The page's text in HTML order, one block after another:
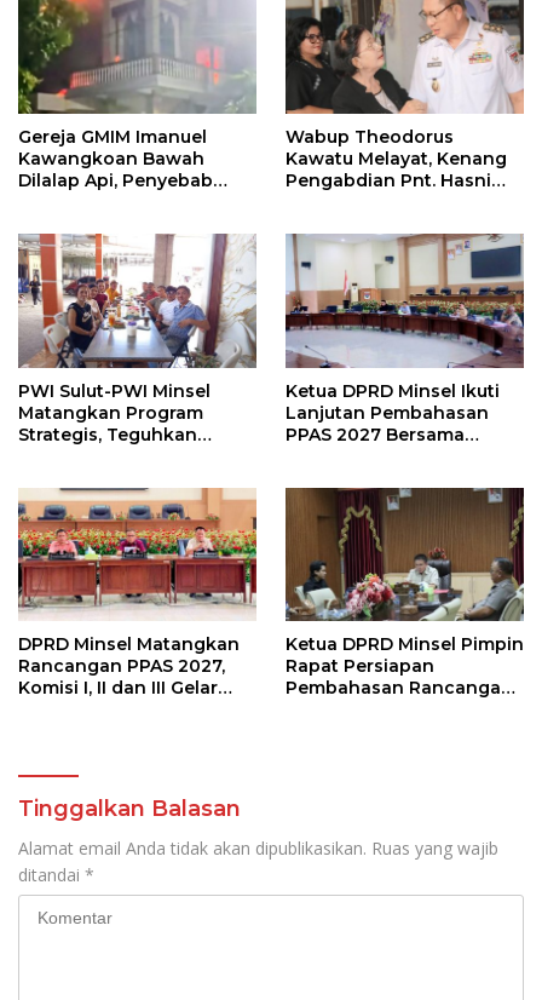
Gereja GMIM Imanuel
Kawangkoan Bawah
Dilalap Api, Penyebab
Wabup Theodorus
Kawatu Melayat, Kenang
Pengabdian Pnt. Hasni
Tanda Jasa
PWI Sulut-PWI Minsel
Matangkan Program
Strategis, Teguhkan
Ketua DPRD Minsel Ikuti
Lanjutan Pembahasan
PPAS 2027 Bersama
DPRD Minsel Matangkan
Rancangan PPAS 2027,
Komisi I, II dan III Gelar
Ketua DPRD Minsel Pimpin
Rapat Persiapan
Pembahasan Rancangan
Tinggalkan Balasan
Alamat email Anda tidak akan dipublikasikan. Ruas yang wajib
ditandai *